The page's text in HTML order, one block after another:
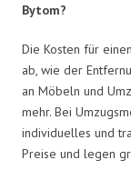
Bytom?
Die Kosten für
ab, wie der
an Möbeln und
mehr. Bei
individuelles und
Preise und legen